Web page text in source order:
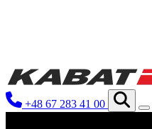
+48 67 283 41 00